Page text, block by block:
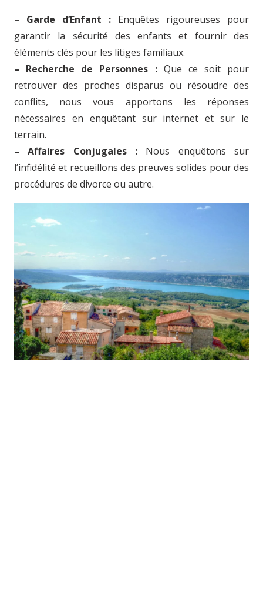
– Garde d’Enfant : Enquêtes rigoureuses pour
garantir la sécurité des enfants et fournir des
éléments clés pour les litiges familiaux.
– Recherche de Personnes :Que ce soit pour
retrouver des proches disparus ou résoudre des
conflits, nous vous apportons les réponses
nécessaires en enquêtant sur internet et sur le
terrain.
– Affaires Conjugales : Nous enquêtons sur
l’infidélité et recueillons des preuves solides pour des
procédures de divorce ou autre.